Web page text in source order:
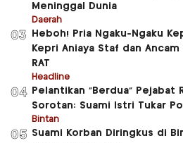
Meninggal Dunia
Daerah
03
Heboh! Pria Ngaku-Ngaku
Kepri Aniaya Staf dan Ancam
RAT
Headline
04
Pelantikan “Berdua” Pejabat
Sorotan: Suami Istri Tukar
Bintan
05 Suami Korban Diringkus di